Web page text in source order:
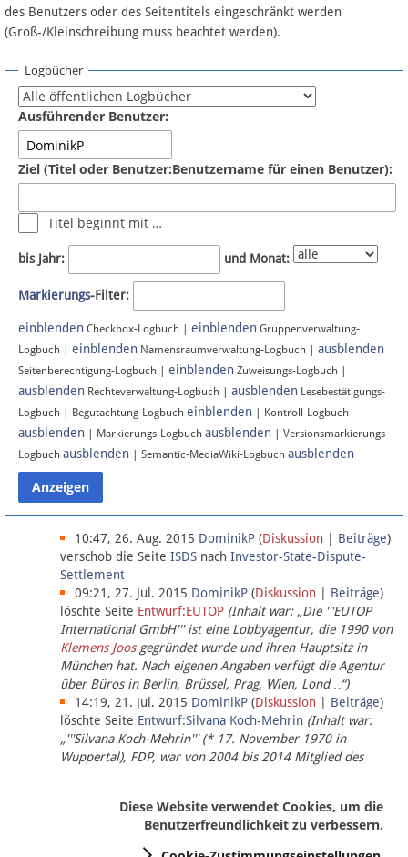
FAQ
Fördermitglied werden
Fehler melden
Newsletter
Bluesky
Facebook
Instagram
Anmelden
Datenschutz
Über Lobbypedia
Impressum
des Benutzers oder des Seitentitels eingeschränkt werden
(Groß-/Kleinschreibung muss beachtet werden).
Logbücher
Ausführender Benutzer:
Ziel (Titel oder Benutzer:Benutzername für einen Benutzer):
Titel beginnt mit …
bis Jahr: und Monat:
Markierungs-Filter:
einblenden Checkbox-Logbuch | einblenden Gruppenverwaltung-
Logbuch | einblenden Namensraumverwaltung-Logbuch | ausblenden
Seitenberechtigung-Logbuch | einblenden Zuweisungs-Logbuch |
ausblenden Rechteverwaltung-Logbuch | ausblenden Lesebestätigungs-
Logbuch | Begutachtung-Logbuch einblenden | Kontroll-Logbuch
ausblenden | Markierungs-Logbuch ausblenden | Versionsmarkierungs-
Logbuch ausblenden | Semantic-MediaWiki-Logbuch ausblenden
10:47, 26. Aug. 2015 DominikP (Diskussion Beiträge)
verschob die Seite ISDS nach Investor-State-Dispute-
Settlement
09:21, 27. Jul. 2015 DominikP (Diskussion Beiträge)
löschte Seite Entwurf:EUTOP (Inhalt war: „Die '''EUTOP
International GmbH''' ist eine Lobbyagentur, die 1990 von
Klemens Joosgegründet wurde und ihren Hauptsitz in
München hat. Nach eigenen Angaben verfügt die Agentur
über Büros in Berlin, Brüssel, Prag, Wien, Lond…“)
14:19, 21. Jul. 2015 DominikP (Diskussion Beiträge)
löschte Seite Entwurf:Silvana Koch-Mehrin (Inhalt war:
„'''Silvana Koch-Mehrin''' (* 17. November 1970 in
Wuppertal), FDP, war von 2004 bis 2014 Mitglied des
Europäischen Parlaments, seit November 2014 ist sie für
Diese Website verwendet Cookies, um die
Benutzerfreundlichkeit zu verbessern.